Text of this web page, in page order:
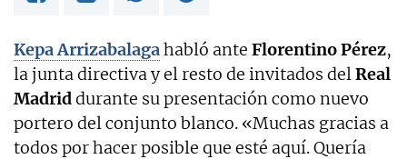
Kepa Arrizabalagahabló ante Florentino Pérez,
la junta directiva y el resto de invitados delReal
Madriddurante su presentación como nuevo
portero del conjunto blanco. «Muchas gracias a
todos por hacer posible que esté aquí. Quería